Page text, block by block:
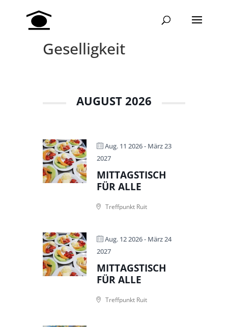
Geselligkeit
AUGUST 2026
Aug. 11 2026- März 23
2027
MITTAGSTISCH
FÜR ALLE
Treffpunkt Ruit
Aug. 12 2026- März 24
2027
MITTAGSTISCH
FÜR ALLE
Treffpunkt Ruit